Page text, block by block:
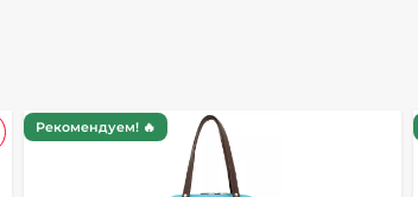
Рекомендуем! 🔥